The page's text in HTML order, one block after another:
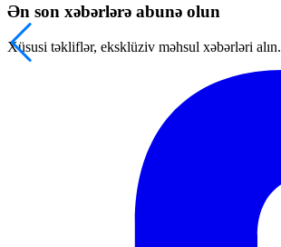
Ən son xəbərlərə abunə olun
Xüsusi təkliflər, eksklüziv məhsul xəbərləri alın.